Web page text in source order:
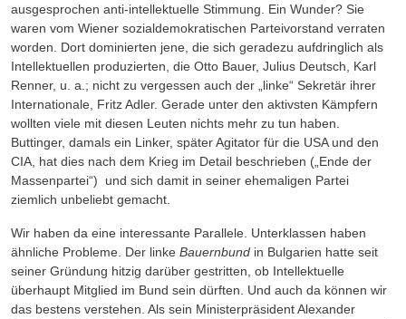
ausgesprochen anti-intellektuelle Stimmung. Ein Wunder? Sie
waren vom Wiener sozialdemokratischen Parteivorstand verraten
worden. Dort dominierten jene, die sich geradezu aufdringlich als
Intellektuellen produzierten, die Otto Bauer, Julius Deutsch, Karl
Renner, u. a.; nicht zu vergessen auch der „linke“ Sekretär ihrer
Internationale, Fritz Adler. Gerade unter den aktivsten Kämpfern
wollten viele mit diesen Leuten nichts mehr zu tun haben.
Buttinger, damals ein Linker, später Agitator für die USA und den
CIA, hat dies nach dem Krieg im Detail beschrieben („Ende der
Massenpartei“)
und sich damit in seiner ehemaligen Partei
ziemlich unbeliebt gemacht.
Wir haben da eine interessante Parallele. Unterklassen haben
ähnliche Probleme. Der linke Bauernbund in Bulgarien hatte seit
seiner Gründung hitzig darüber gestritten, ob Intellektuelle
überhaupt Mitglied im Bund sein dürften. Und auch da können wir
das bestens verstehen. Als sein Ministerpräsident Alexander